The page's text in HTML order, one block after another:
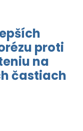
proti
na
častiach